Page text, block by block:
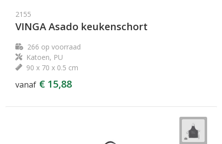
2155
VINGA Asado keukenschort
266 op voorraad
Katoen, PU
90 x 70 x 0.5 cm
vanaf € 15,88